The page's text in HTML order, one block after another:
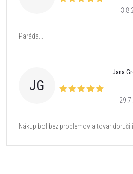
Paráda...
JG
Jana
Nákup bol bez problemov a tovar